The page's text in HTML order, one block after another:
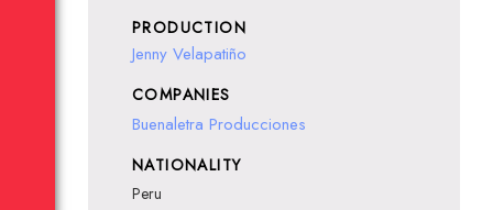
PRODUCTION
Jenny Velapatiño
COMPANIES
Buenaletra Producciones
NATIONALITY
Peru